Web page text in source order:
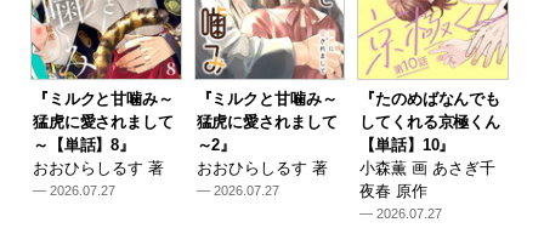
『ミルクと甘噛み～
猛虎に愛されまして
～【単話】8』
おおひらしるす 著
— 2026.07.27
『ミルクと甘噛み～
猛虎に愛されまして
～2』
おおひらしるす 著
— 2026.07.27
『たのめばなんでも
してくれる京極くん
【単話】10』
小森薫 画 あさぎ千
夜春 原作
— 2026.07.27